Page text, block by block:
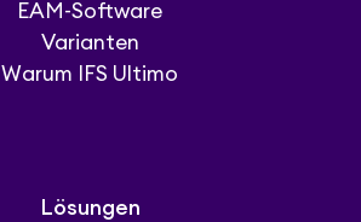
EAM-Software
Varianten
Warum IFS Ultimo
Lösungen